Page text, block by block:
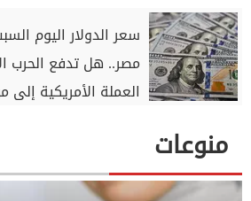
مصر.. هل تدفع الحرب
العملة الأمريكية
منوعات